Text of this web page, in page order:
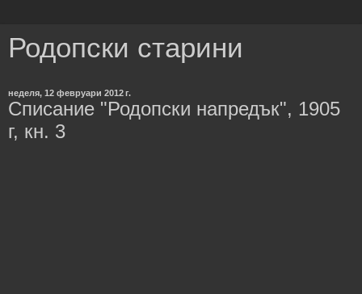
Родопски старини
неделя, 12 февруари 2012 г.
Списание "Родопски напредък", 1905
г, кн. 3